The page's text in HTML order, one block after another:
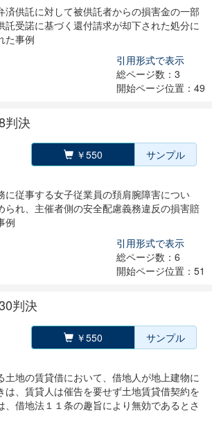
済供託に対して被供託者からの損害金の一部
託受諾に基づく還付請求が却下された処分に
た事例
引用形式で表示
総ページ数：3
開始ページ位置：49
判決
￥550 サンプル
に従事する女子従業員の頚肩腕障害につい
られ、主催者側の安全配慮義務違反の損害賠
例
引用形式で表示
総ページ数：6
開始ページ位置：51
判決
￥550 サンプル
土地の賃貸借において、借地人が地上建物に
は、賃貸人は催告を要せず土地賃貸借契約を
、借地法１１条の趣旨により無効であるとさ